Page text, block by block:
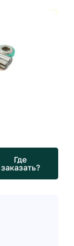
Где
заказать?